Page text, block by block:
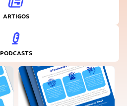
ARTIGOS
PODCASTS